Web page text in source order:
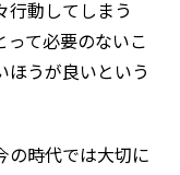
行動してしまう
って必要のないこ
ほうが良いという
の時代では大切に